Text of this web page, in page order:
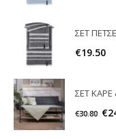
€19.50
€30.80 €